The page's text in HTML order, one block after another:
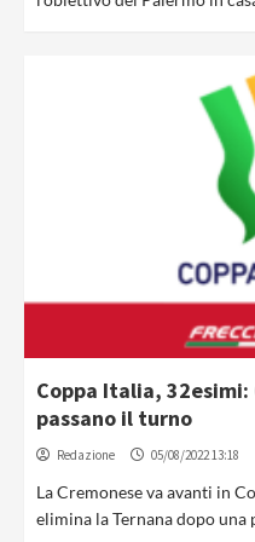
Coppa Italia, 32esimi:
passano il turno
Redazione 05/08/2022 13:18
La Cremonese va avanti in
elimina la Ternana dopo una